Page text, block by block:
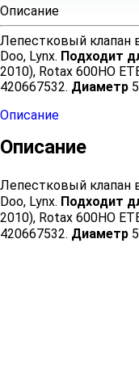
Описание
Лепестковый клапан
Doo, Lynx. Подходит
2010), Rotax 600HO
420667532. Диаметр
Описание
Описание
Лепестковый клапан
Doo, Lynx. Подходит
2010), Rotax 600HO
420667532. Диаметр